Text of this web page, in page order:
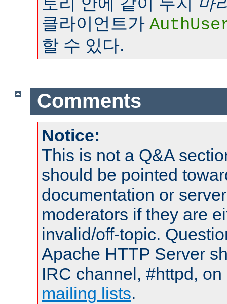
클라이언트가
할 수 있다.
Comments
Notice:
This is not a Q&A
should be pointed
documentation or
moderators if they are
invalid/off-topic.
Apache HTTP Server
IRC channel, #httpd,
mailing lists.